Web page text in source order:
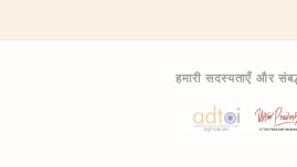
हमारी सदस्यताएँ और